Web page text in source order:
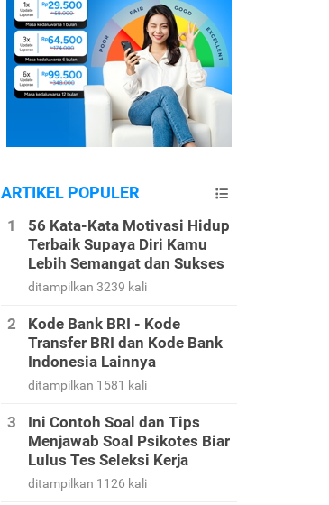
ARTIKEL POPULER
56 Kata-Kata Motivasi Hidup
Terbaik Supaya Diri Kamu
Lebih Semangat dan Sukses
ditampilkan 3239 kali
Kode Bank BRI - Kode
Transfer BRI dan Kode Bank
Indonesia Lainnya
ditampilkan 1581 kali
Ini Contoh Soal dan Tips
Menjawab Soal Psikotes Biar
Lulus Tes Seleksi Kerja
ditampilkan 1126 kali